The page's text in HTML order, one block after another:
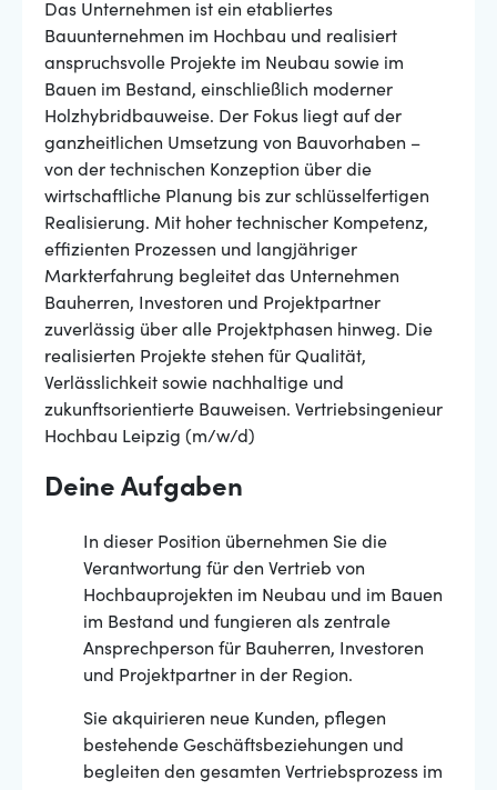
Das Unternehmen ist ein etabliertes
Bauunternehmen im Hochbau und realisiert
anspruchsvolle Projekte im Neubau sowie im
Bauen im Bestand, einschließlich moderner
Holzhybridbauweise. Der Fokus liegt auf der
ganzheitlichen Umsetzung von Bauvorhaben –
von der technischen Konzeption über die
wirtschaftliche Planung bis zur schlüsselfertigen
Realisierung. Mit hoher technischer Kompetenz,
effizienten Prozessen und langjähriger
Markterfahrung begleitet das Unternehmen
Bauherren, Investoren und Projektpartner
zuverlässig über alle Projektphasen hinweg. Die
realisierten Projekte stehen für Qualität,
Verlässlichkeit sowie nachhaltige und
zukunftsorientierte Bauweisen. Vertriebsingenieur
Hochbau Leipzig (m/w/d)
Deine Aufgaben
In dieser Position übernehmen Sie die
Verantwortung für den Vertrieb von
Hochbauprojekten im Neubau und im Bauen
im Bestand und fungieren als zentrale
Ansprechperson für Bauherren, Investoren
und Projektpartner in der Region.
Sie akquirieren neue Kunden, pflegen
bestehende Geschäftsbeziehungen und
begleiten den gesamten Vertriebsprozess im